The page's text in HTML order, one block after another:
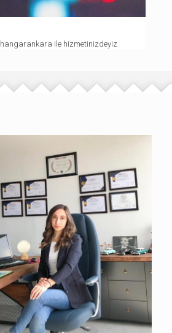
hangarankara ile hizmetinizdeyiz